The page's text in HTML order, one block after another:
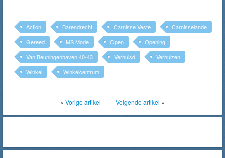
Action Barendrecht Carnisse Veste
Carnisselande
Gereed
MS Mode Open
Opening
Van Beuningenhaven 40-43
Verhuisd
Verhuizen
Winkel
Winkelcentrum
« Vorige artikel | Volgende artikel »